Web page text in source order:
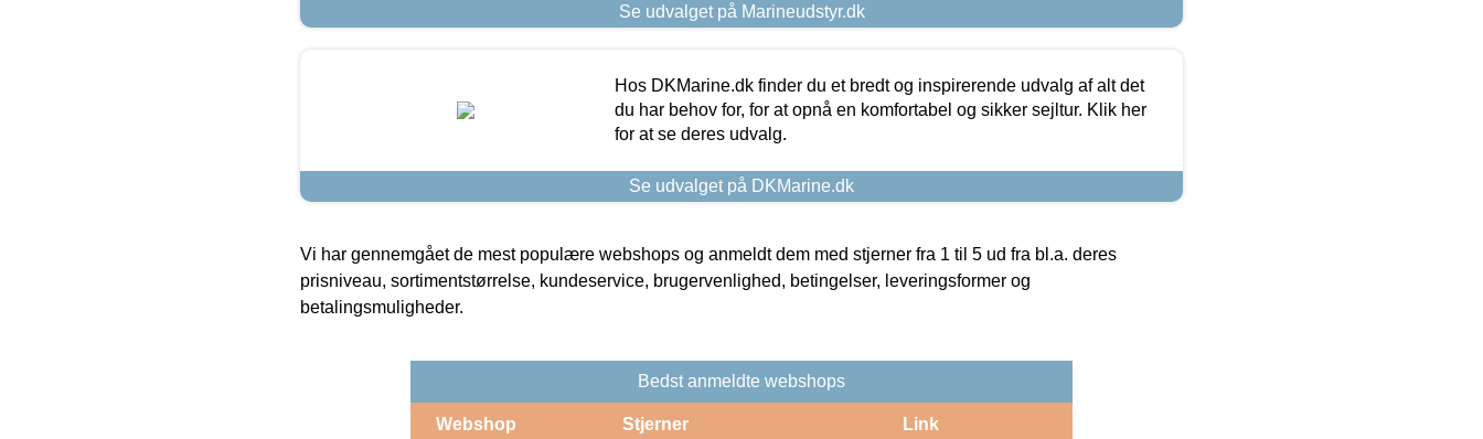
Se udvalget på Marineudstyr.dk
Hos DKMarine.dk finder du et bredt og inspirerende udvalg af alt det
du har behov for, for at opnå en komfortabel og sikker sejltur. Klik her
for at se deres udvalg.
Se udvalget på DKMarine.dk
Vi har gennemgået de mest populære webshops og anmeldt dem med stjerner fra 1 til 5 ud fra bl.a. deres
prisniveau, sortimentstørrelse, kundeservice, brugervenlighed, betingelser, leveringsformer og
betalingsmuligheder.
Bedst anmeldte webshops
Webshop Stjerner Link